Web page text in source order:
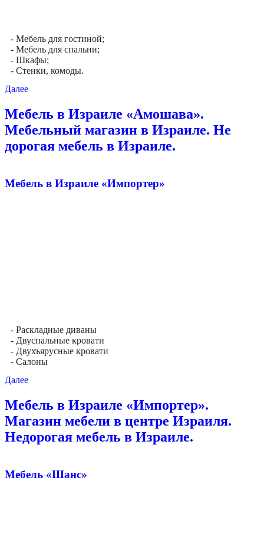
- Мебель для гостиной;
- Мебель для спальни;
- Шкафы;
- Стенки, комоды.
Далее
Мебель в Израиле «Амошава».
Мебельный магазин в Израиле. Не
дорогая мебель в Израиле.
Мебель в Израиле «Импортер»
- Раскладные диваны
- Двуспальные кровати
- Двухъярусные кровати
- Салоны
Далее
Мебель в Израиле «Импортер».
Магазин мебели в центре Израиля.
Недорогая мебель в Израиле.
Мебель «Шанс»